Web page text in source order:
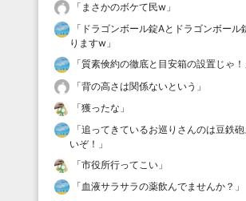
「 まさかのボケて民w 」
「 ドラゴンボール錠Aとドラゴンボール
りますw 」
「質素倹約の徹底と目安箱の設置じゃ！
「背の高さは関係ないという 」
「獲ったな 」
「追ってきているお巡りさんのは豆鉄
いぞ！ 」
「市役所行ってこい 」
「血液サラサラの薬飲んでませんか？ 」